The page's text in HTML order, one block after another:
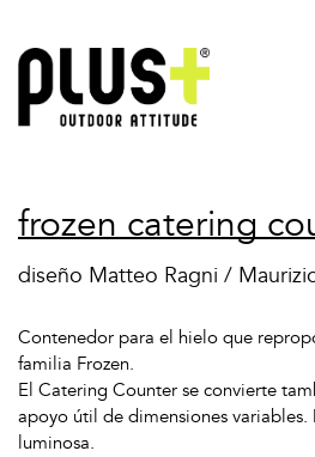
frozen catering
diseño Matteo Ragni /
Contenedor para el hielo que
familia Frozen.
El Catering Counter se convierte
apoyo útil de dimensiones
luminosa.